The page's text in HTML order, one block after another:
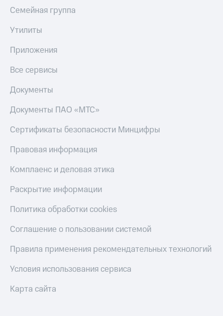
Переводы
по QR-
коду
за границей
магазин
Смартфоны
Наушники
колонки
Умные
и
дом
Планшеты
Акции
и
Семейная группа
Утилиты
Приложения
Все сервисы
Документы
Документы ПАО «МТС»
Сертификаты безопасности Минцифры
Правовая информация
Комплаенс и деловая этика
Раскрытие информации
Политика обработки cookies
Соглашение о пользовании системой
Правила применения рекомендательных технологий
Условия использования сервиса
Карта сайта